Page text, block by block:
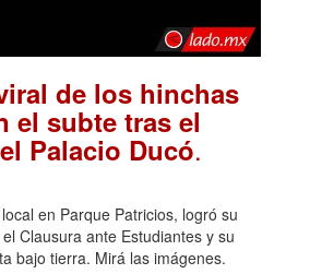
de los hinchas
el subte tras el
Palacio Ducó.
en Parque Patricios, logró su
Clausura ante Estudiantes y su
bajo tierra. Mirá las imágenes.